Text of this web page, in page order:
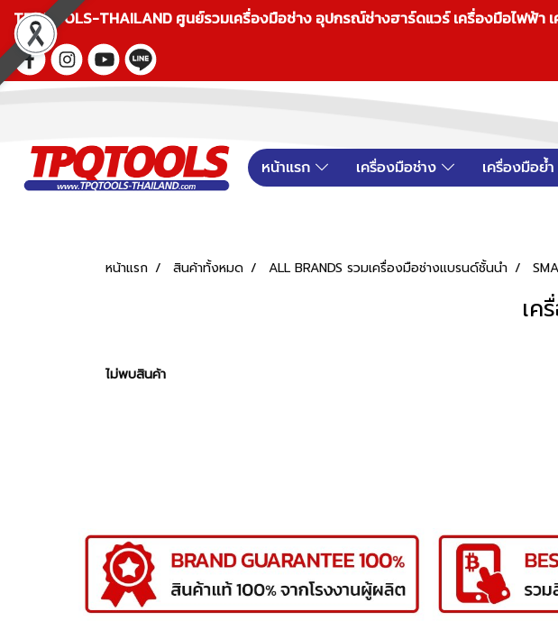
TPQTOOLS-THAILAND ศูนย์รวมเครื่องมือช่าง อุปกรณ์ช่างฮาร์ดแวร์ เครื่องมือไฟฟ้
หน้าแรก เครื่องมือช่าง เครื่องมือย้
หน้าแรก สินค้าทั้งหมด ALL BRANDS รวมเครื่องมือช่างแบรนด์ชั้นนำ
เค
ไม่พบสินค้า